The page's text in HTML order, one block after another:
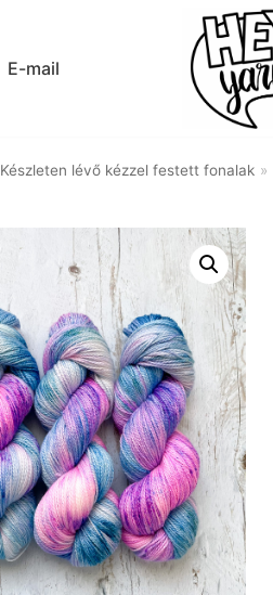
E-mail
Készleten lévő kézzel festett fonalak »